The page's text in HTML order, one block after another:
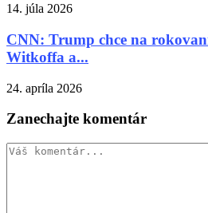
14. júla 2026
CNN: Trump chce na
Witkoffa a...
24. apríla 2026
Zanechajte komentár